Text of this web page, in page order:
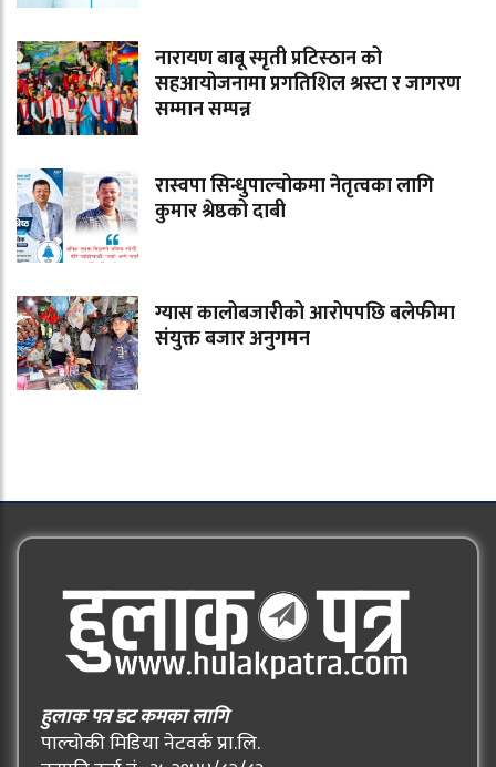
नारायण बाबू स्मृती प्रटिस्ठान को
सहआयोजनामा प्रगतिशिल श्रस्टा र जागरण
सम्मान सम्पन्न
रास्वपा सिन्धुपाल्चोकमा नेतृत्वका लागि
कुमार श्रेष्ठको दाबी
ग्यास कालोबजारीको आरोपपछि बलेफीमा
संयुक्त बजार अनुगमन
हुलाक पत्र डट कमका लागि
पाल्चोकी मिडिया नेटवर्क प्रा.लि.